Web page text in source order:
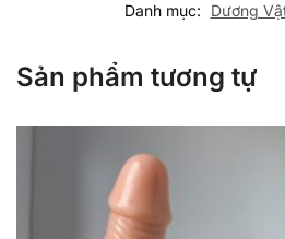
Danh mục: Dương
Sản phẩm tương tự